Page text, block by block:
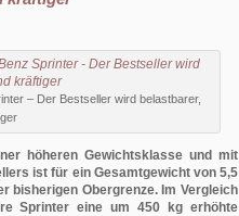
– Der Bestseller wird belastbarer,
höheren Gewichtsklasse und mit
ist für ein Gesamtgewicht von 5,5
bisherigen Obergrenze. Im Vergleich
Sprinter eine um 450 kg erhöhte